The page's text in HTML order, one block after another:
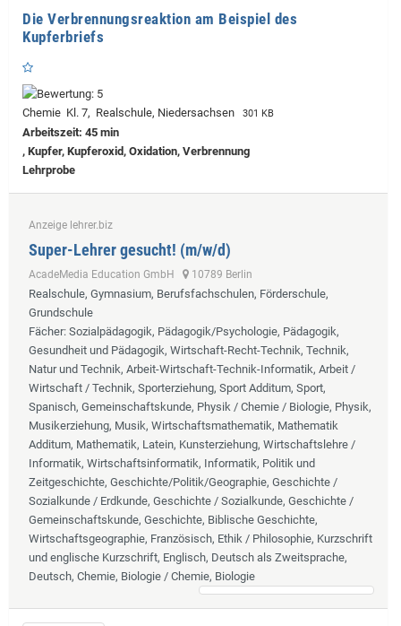
Die Verbrennungsreaktion am Beispiel des
Kupferbriefs
Chemie Kl. 7, Realschule, Niedersachsen 301 KB
Arbeitszeit: 45 min
, Kupfer, Kupferoxid, Oxidation, Verbrennung
Lehrprobe
Anzeige lehrer.biz
Super-Lehrer gesucht! (m/w/d)
AcadeMedia Education GmbH 10789 Berlin
Realschule, Gymnasium, Berufsfachschulen, Förderschule,
Grundschule
Fächer: Sozialpädagogik, Pädagogik/Psychologie, Pädagogik,
Gesundheit und Pädagogik, Wirtschaft-Recht-Technik, Technik,
Natur und Technik, Arbeit-Wirtschaft-Technik-Informatik, Arbeit /
Wirtschaft / Technik, Sporterziehung, Sport Additum, Sport,
Spanisch, Gemeinschaftskunde, Physik / Chemie / Biologie, Physik,
Musikerziehung, Musik, Wirtschaftsmathematik, Mathematik
Additum, Mathematik, Latein, Kunsterziehung, Wirtschaftslehre /
Informatik, Wirtschaftsinformatik, Informatik, Politik und
Zeitgeschichte, Geschichte/Politik/Geographie, Geschichte /
Sozialkunde / Erdkunde, Geschichte / Sozialkunde, Geschichte /
Gemeinschaftskunde, Geschichte, Biblische Geschichte,
Wirtschaftsgeographie, Französisch, Ethik / Philosophie, Kurzschrift
und englische Kurzschrift, Englisch, Deutsch als Zweitsprache,
Deutsch, Chemie, Biologie / Chemie, Biologie